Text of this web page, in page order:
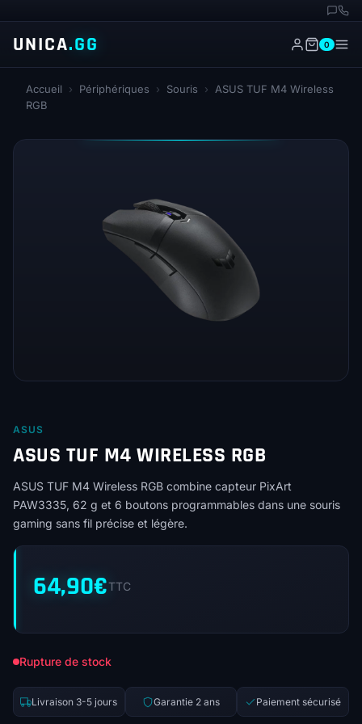
UNICA.GG 0
Accueil › Périphériques › Souris ›
ASUS TUF M4 Wireless
RGB
ASUS
ASUS TUF M4 WIRELESS RGB
ASUS TUF M4 Wireless RGB combine capteur PixArt
PAW3335, 62 g et 6 boutons programmables dans une souris
gaming sans fil précise et légère.
64,90€TTC
Rupture de stock
Livraison 3-5 jours Garantie 2 ans Paiement sécurisé